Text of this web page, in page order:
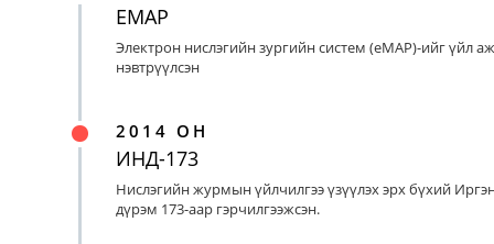
EMAP
Электрон нислэгийн зургийн систем (eMAP)-ийг үйл
нэвтрүүлсэн
2014 ОН
ИНД-173
Нислэгийн журмын үйлчилгээ үзүүлэх эрх бүхий
дүрэм 173-аар гэрчилгээжсэн.